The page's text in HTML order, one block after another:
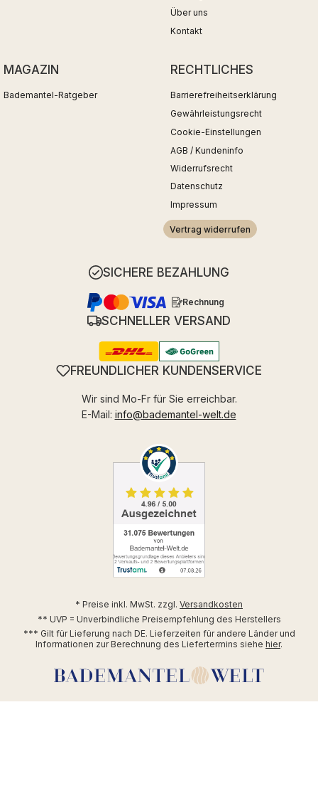
Über uns
Kontakt
MAGAZIN
Bademantel-Ratgeber
RECHTLICHES
Barrierefreiheitserklärung
Gewährleistungsrecht
Cookie-Einstellungen
AGB / Kundeninfo
Widerrufsrecht
Datenschutz
Impressum
Vertrag widerrufen
SICHERE BEZAHLUNG
Rechnung
SCHNELLER VERSAND
FREUNDLICHER KUNDENSERVICE
Wir sind Mo-Fr für Sie erreichbar.
E-Mail: info@bademantel-welt.de
* Preise inkl. MwSt. zzgl. Versandkosten
** UVP = Unverbindliche Preisempfehlung des Herstellers
*** Gilt für Lieferung nach DE. Lieferzeiten für andere Länder und
Informationen zur Berechnung des Liefertermins siehe hier.